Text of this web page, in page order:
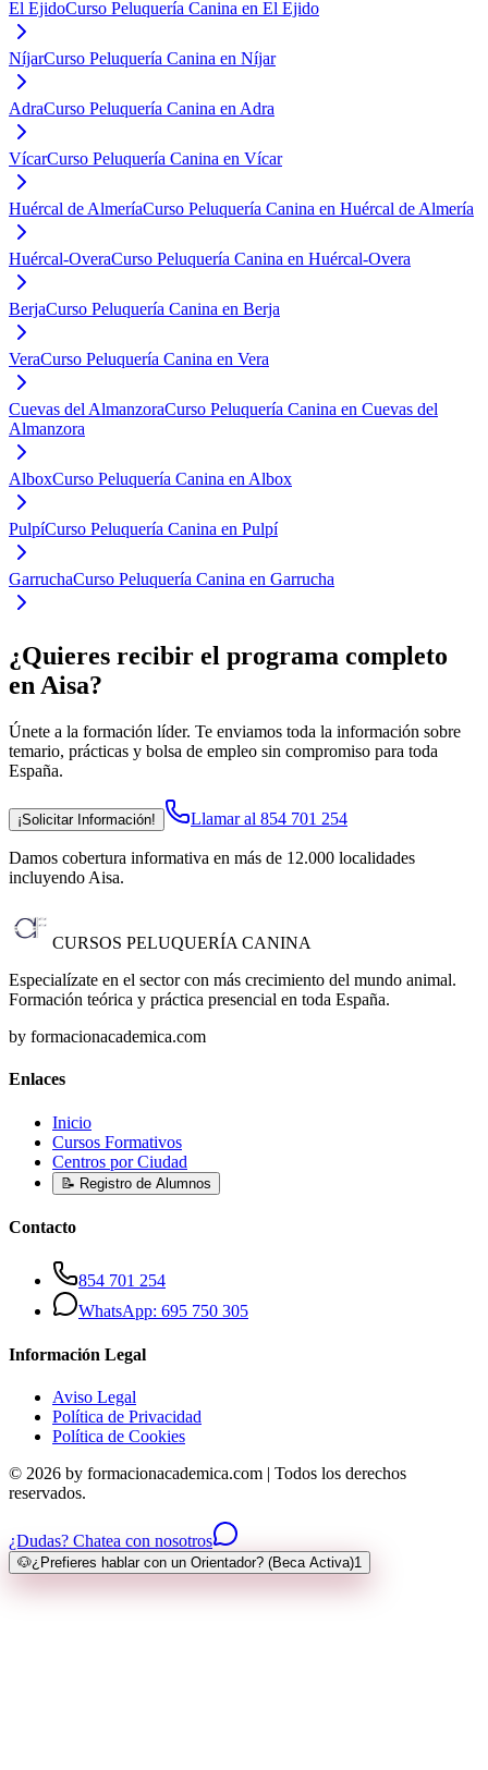
El EjidoCurso Peluquería Canina en El Ejido
NíjarCurso Peluquería Canina en Níjar
AdraCurso Peluquería Canina en Adra
VícarCurso Peluquería Canina en Vícar
Huércal de AlmeríaCurso Peluquería Canina en Huércal de Almería
Huércal-OveraCurso Peluquería Canina en Huércal-Overa
BerjaCurso Peluquería Canina en Berja
VeraCurso Peluquería Canina en Vera
Cuevas del AlmanzoraCurso Peluquería Canina en Cuevas del
Almanzora
AlboxCurso Peluquería Canina en Albox
PulpíCurso Peluquería Canina en Pulpí
GarruchaCurso Peluquería Canina en Garrucha
¿Quieres recibir el programa completo
en Aisa?
Únete a la formación líder. Te enviamos toda la información sobre
temario, prácticas y bolsa de empleo sin compromiso para toda
España.
¡Solicitar Información! Llamar al 854 701 254
Damos cobertura informativa en más de 12.000 localidades
incluyendo Aisa.
CURSOS PELUQUERÍA CANINA
Especialízate en el sector con más crecimiento del mundo animal.
Formación teórica y práctica presencial en toda España.
by formacionacademica.com
Enlaces
Inicio
Cursos Formativos
Centros por Ciudad
📝 Registro de Alumnos
Contacto
854 701 254
WhatsApp: 695 750 305
Información Legal
Aviso Legal
Política de Privacidad
Política de Cookies
© 2026 by formacionacademica.com | Todos los derechos
reservados.
¿Dudas? Chatea con nosotros
🐶¿Prefieres hablar con un Orientador? (Beca Activa)1